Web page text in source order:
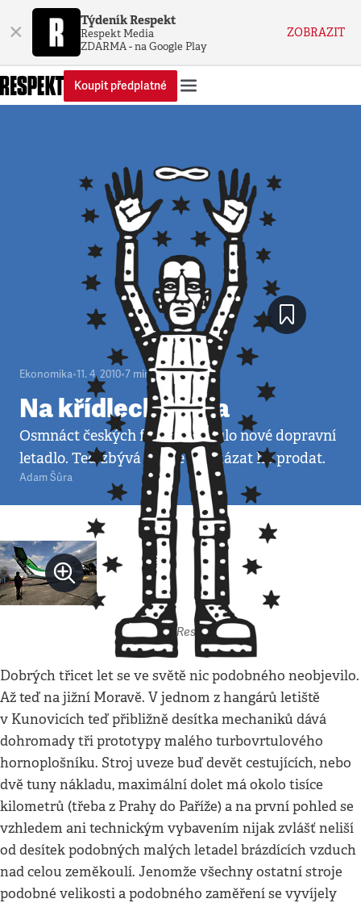
× Týdeník Respekt
Respekt Media
ZDARMA - na Google Play
ZOBRAZIT
Koupit předplatné
Ekonomika•11. 4. 2010•7 minut
Na křídlech rizika
Osmnáct českých firem vyvinulo nové dopravní
letadlo. Teď zbývá jediné – dokázat ho prodat.
Adam Šůra
Autor: Respekt
Dobrých třicet let se ve světě nic podobného neobjevilo.
Až teď na jižní Moravě. V jednom z hangárů letiště
v Kunovicích teď přibližně desítka mechaniků dává
dohromady tři prototypy malého turbovrtulového
hornoplošníku. Stroj uveze buď devět cestujících, nebo
dvě tuny nákladu, maximální dolet má okolo tisíce
kilometrů (třeba z Prahy do Paříže) a na první pohled se
vzhledem ani technickým vybavením nijak zvlášť neliší
od desítek podobných malých letadel brázdících vzduch
nad celou zeměkoulí. Jenomže všechny ostatní stroje
podobné velikosti a podobného zaměření se vyvíjely